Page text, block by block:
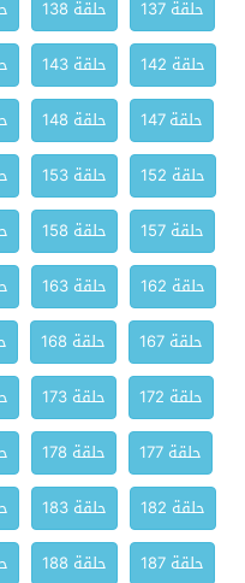
حلقة 137 حلقة 138
حلقة 142
حلقة 143
حلقة 147
حلقة 148
حلقة 152
حلقة 153
حلقة 157
حلقة 158
حلقة 162
حلقة 163
حلقة 167
حلقة 168
حلقة 172
حلقة 173
حلقة 177
حلقة 178
حلقة 182
حلقة 183
حلقة 187
حلقة 188